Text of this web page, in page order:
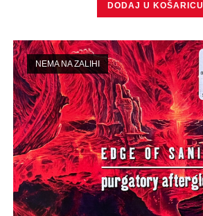
DODAJ U KOŠARICU
NEMA NA ZALIHI